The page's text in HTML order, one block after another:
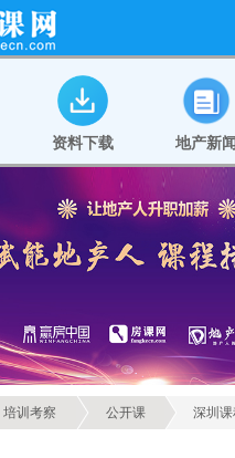
资料下载 地产新闻
培训考察 公开课 深圳课